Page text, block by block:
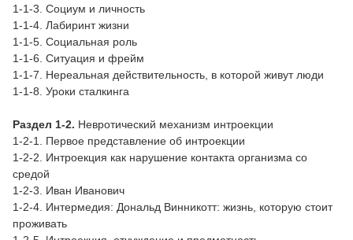
1-1-3. Социум и личность
1-1-4. Лабиринт жизни
1-1-5. Социальная роль
1-1-6. Ситуация и фрейм
1-1-7. Нереальная действительность, в которой живут люди
1-1-8. Уроки сталкинга
Раздел 1-2. Невротический механизм интроекции
1-2-1. Первое представление об интроекции
1-2-2. Интроекция как нарушение контакта организма со
средой
1-2-3. Иван Иванович
1-2-4. Интермедия: Дональд Винникотт: жизнь, которую стоит
проживать